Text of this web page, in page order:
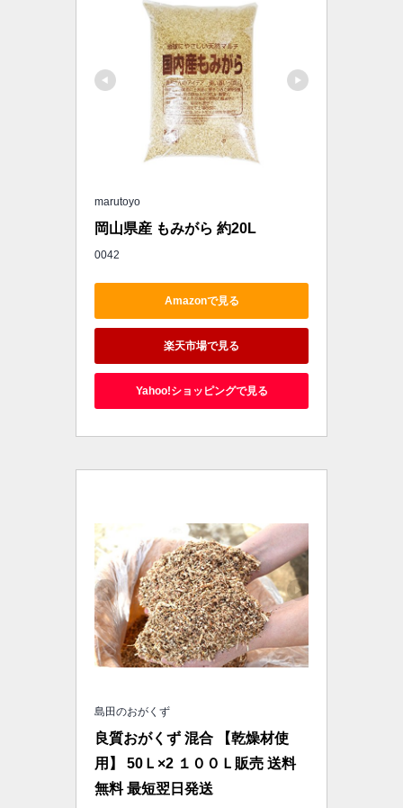
marutoyo
岡山県産 もみがら 約20L
0042
Amazonで見る
楽天市場で見る
Yahoo!ショッピングで見る
島田のおがくず
良質おがくず 混合 【乾燥材使
用】 50Ｌ×2 １００Ｌ販売 送料
無料 最短翌日発送